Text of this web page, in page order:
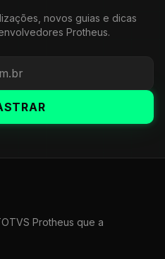
novos guias e dicas
Protheus.
Protheus que a